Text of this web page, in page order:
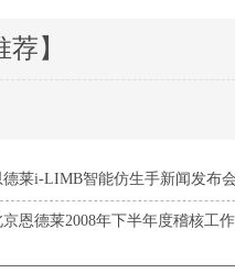
荐】
德莱i-LIMB智能仿生手新闻发布
京恩德莱2008年下半年度稽核工